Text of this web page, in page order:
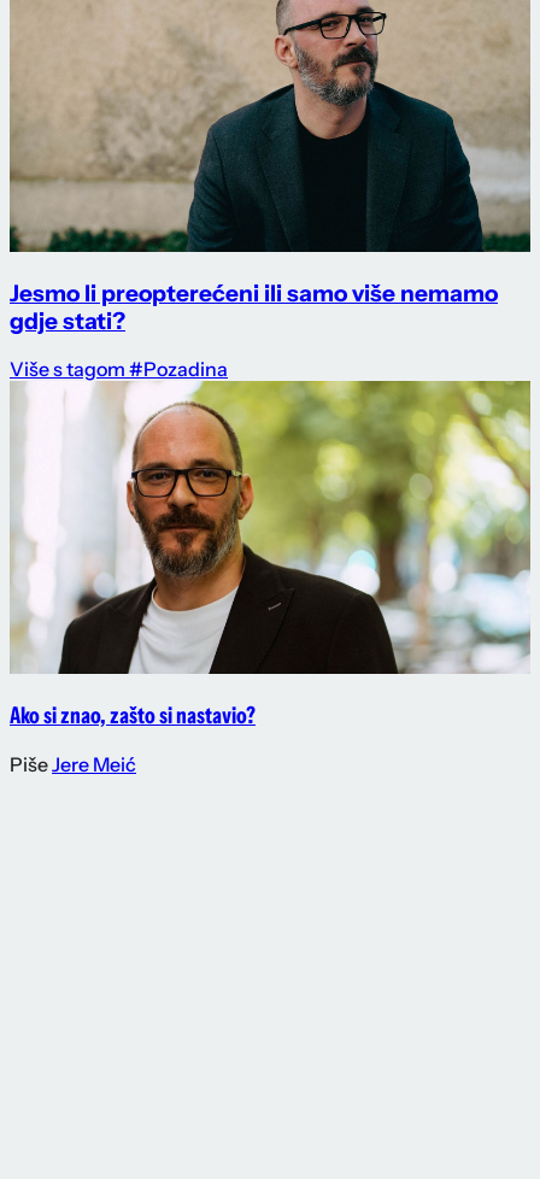
Jesmo li preopterećeni ili samo više nemamo
gdje stati?
Više s tagom #Pozadina
Ako si znao, zašto si nastavio?
PišeJere Meić